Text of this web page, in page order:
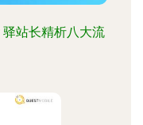
站长精析八大流